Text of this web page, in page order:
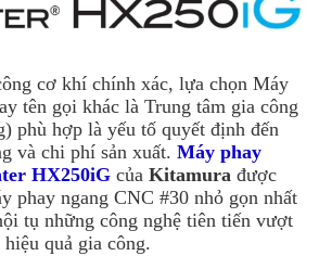
cơ khí chính xác, lựa chọn Máy
tên gọi khác là Trung tâm gia công
phù hợp là yếu tố quyết định đến
và chi phí sản xuất. Máy phay
HX250iG của Kitamura được
phay ngang CNC #30 nhỏ gọn nhất
tụ những công nghệ tiên tiến vượt
quả gia công.